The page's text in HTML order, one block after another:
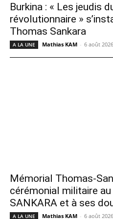
Burkina : « Les jeudis
révolutionnaire »
Thomas Sankara
A LA UNE Mathias KAM - 6 août 2026
Mémorial Thomas-
cérémonial militaire
SANKARA et à ses
A LA UNE Mathias KAM - 6 août 2026